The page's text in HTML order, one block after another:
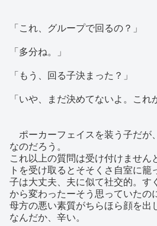
「これ、グループで回るの？」
「多分ね。」
「もう、回る子決まった？」
「いや、まだ決めてないよ。これ
ポーカーフェイスを装う子だが
なのだろう。
これ以上の質問は受け付けません
トを受け取るとそそくさ自室に籠
子は大丈夫、夫に似て社交的。す
から変わったーそう思っていたの
母方の悪い素質がちらほら顔を出
なんだか、辛い。